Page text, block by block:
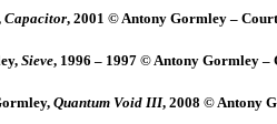
Capacitor, 2001 © Antony Gormley –
Sieve, 1996 – 1997 © Antony Gormley –
Quantum Void III, 2008 © Antony